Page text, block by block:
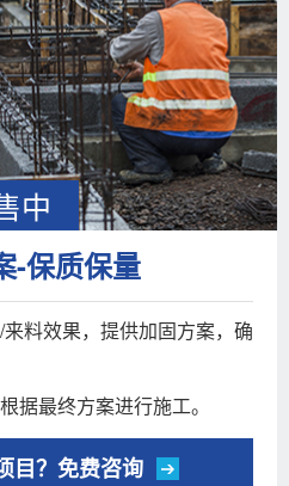
中
-保质保量
料效果，提供加固方案，确
据最终方案进行施工。
目？免费咨询